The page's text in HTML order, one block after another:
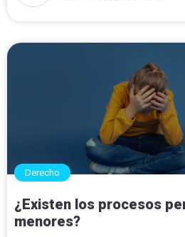
Derecho
¿Existen los procesos
menores?